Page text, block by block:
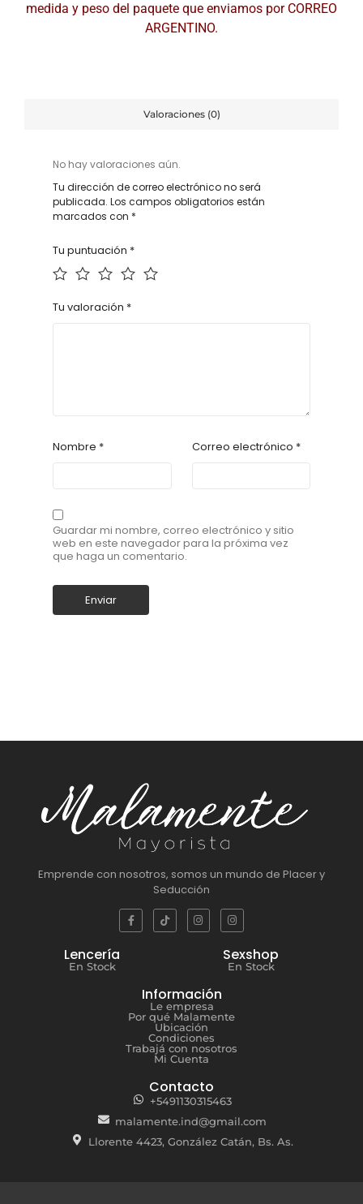
medida y peso del paquete que enviamos por CORREO
ARGENTINO.
Valoraciones (0)
No hay valoraciones aún.
Tu dirección de correo electrónico no será
publicada. Los campos obligatorios están
marcados con *
Tu puntuación *
Tu valoración *
Nombre * Correo electrónico *
Guardar mi nombre, correo electrónico y sitio
web en este navegador para la próxima vez
que haga un comentario.
Emprende con nosotros, somos un mundo de Placer y
Seducción
Lencería
En Stock
Sexshop
En Stock
Información
Le empresa
Por qué Malamente
Ubicación
Condiciones
Trabajá con nosotros
Mi Cuenta
Contacto
+5491130315463
malamente.ind@gmail.com
Llorente 4423, González Catán, Bs. As.